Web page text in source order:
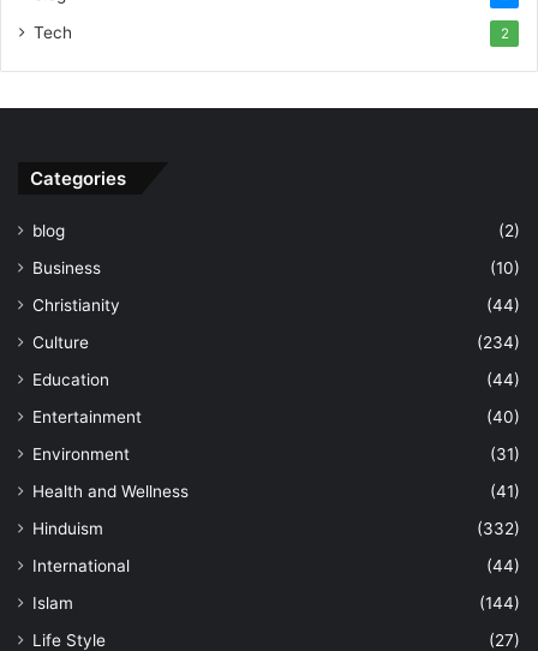
Tech 2
Categories
blog
(2)
Business
(10)
Christianity
(44)
Culture
(234)
Education
(44)
Entertainment
(40)
Environment
(31)
Health and Wellness
(41)
Hinduism
(332)
International
(44)
Islam
(144)
Life Style
(27)